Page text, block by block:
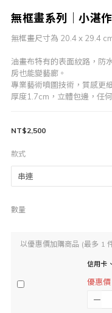
無框畫系列｜小湛作
無框畫尺寸為 20.4 x 29.4
油畫布特有的表面紋路，防
房也能變藝廊。
專業藝術噴圖技術，質感更
厚度1.7cm，立體包邊，任
NT$2,500
款式
數量
以優惠價加購商品 (最多 1
信用卡
優惠